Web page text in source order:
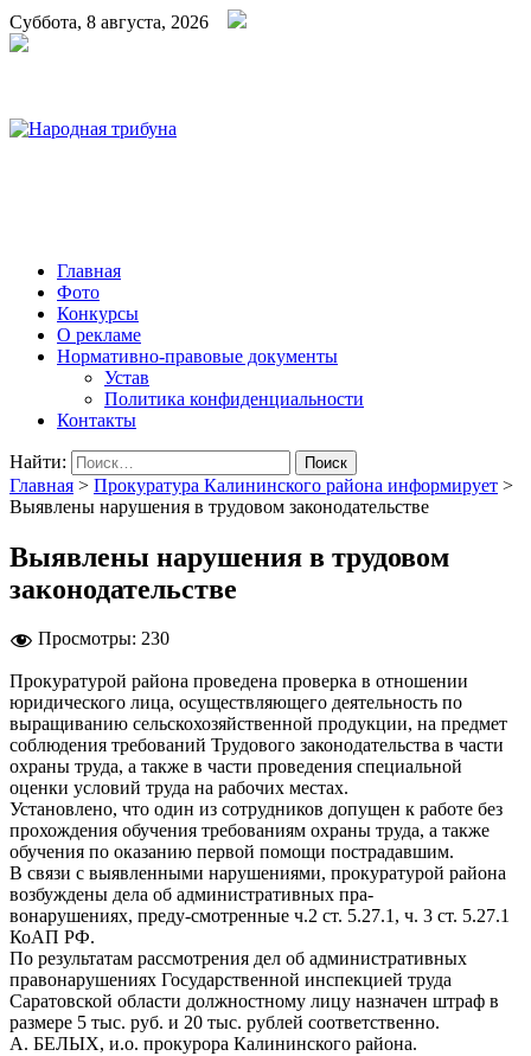
Суббота, 8 августа, 2026
Главная
Фото
Конкурсы
О рекламе
Нормативно-правовые документы
Устав
Политика конфиденциальности
Контакты
Найти:
Главная > Прокуратура Калининского района информирует >
Выявлены нарушения в трудовом законодательстве
Выявлены нарушения в трудовом
законодательстве
Просмотры: 230
Прокуратурой района проведена проверка в отношении
юридического лица, осуществляющего деятельность по
выращиванию сельскохозяйственной продукции, на предмет
соблюдения требований Трудового законодательства в части
охраны труда, а также в части проведения специальной
оценки условий труда на рабочих местах.
Установлено, что один из сотрудников допущен к работе без
прохождения обучения требованиям охраны труда, а также
обучения по оказанию первой помощи пострадавшим.
В связи с выявленными нарушениями, прокуратурой района
возбуждены дела об административных пра-
вонарушениях, преду-смотренные ч.2 ст. 5.27.1, ч. 3 ст. 5.27.1
КоАП РФ.
По результатам рассмотрения дел об административных
правонарушениях Государственной инспекцией труда
Саратовской области должностному лицу назначен штраф в
размере 5 тыс. руб. и 20 тыс. рублей соответственно.
А. БЕЛЫХ, и.о. прокурора Калининского района.